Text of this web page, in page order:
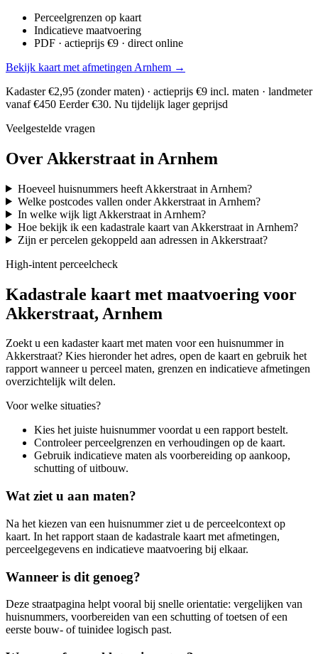
Perceelgrenzen op kaart
Indicatieve maatvoering
PDF · actieprijs €9 · direct online
Bekijk kaart met afmetingen Arnhem →
Kadaster €2,95 (zonder maten) · actieprijs €9 incl. maten · landmeter
vanaf €450 Eerder €30. Nu tijdelijk lager geprijsd
Veelgestelde vragen
Over Akkerstraat in Arnhem
Hoeveel huisnummers heeft Akkerstraat in Arnhem?
Welke postcodes vallen onder Akkerstraat in Arnhem?
In welke wijk ligt Akkerstraat in Arnhem?
Hoe bekijk ik een kadastrale kaart van Akkerstraat in Arnhem?
Zijn er percelen gekoppeld aan adressen in Akkerstraat?
High-intent perceelcheck
Kadastrale kaart met maatvoering voor
Akkerstraat, Arnhem
Zoekt u een kadaster kaart met maten voor een huisnummer in
Akkerstraat? Kies hieronder het adres, open de kaart en gebruik het
rapport wanneer u perceel maten, grenzen en indicatieve afmetingen
overzichtelijk wilt delen.
Voor welke situaties?
Kies het juiste huisnummer voordat u een rapport bestelt.
Controleer perceelgrenzen en verhoudingen op de kaart.
Gebruik indicatieve maten als voorbereiding op aankoop,
schutting of uitbouw.
Wat ziet u aan maten?
Na het kiezen van een huisnummer ziet u de perceelcontext op
kaart. In het rapport staan de kadastrale kaart met afmetingen,
perceelgegevens en indicatieve maatvoering bij elkaar.
Wanneer is dit genoeg?
Deze straatpagina helpt vooral bij snelle orientatie: vergelijken van
huisnummers, voorbereiden van een schutting of toetsen of een
eerste bouw- of tuinidee logisch past.